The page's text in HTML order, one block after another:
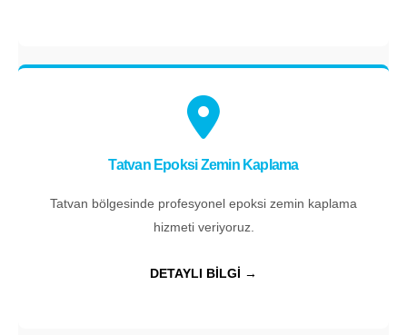
Tatvan Epoksi Zemin Kaplama
Tatvan bölgesinde profesyonel epoksi zemin kaplama
hizmeti veriyoruz.
DETAYLI BİLGİ →